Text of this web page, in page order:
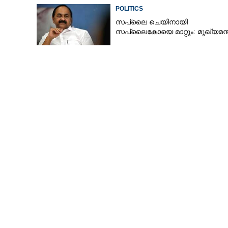
POLITICS
സപ്ലൈ ചെയിനായി
സപ്ലൈകോയെ മാറ്റും: